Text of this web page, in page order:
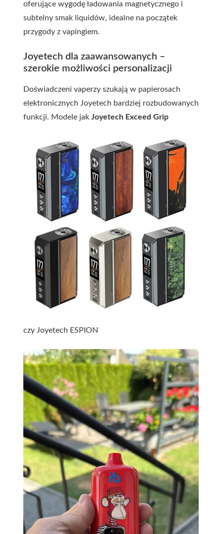
oferujące wygodę ładowania magnetycznego i
subtelny smak liquidów, idealne na początek
przygody z vapingiem.
Joyetech dla zaawansowanych –
szerokie możliwości personalizacji
Doświadczeni vaperzy szukają w papierosach
elektronicznych Joyetech bardziej rozbudowanych
funkcji. Modele jak Joyetech Exceed Grip
czy Joyetech ESPION